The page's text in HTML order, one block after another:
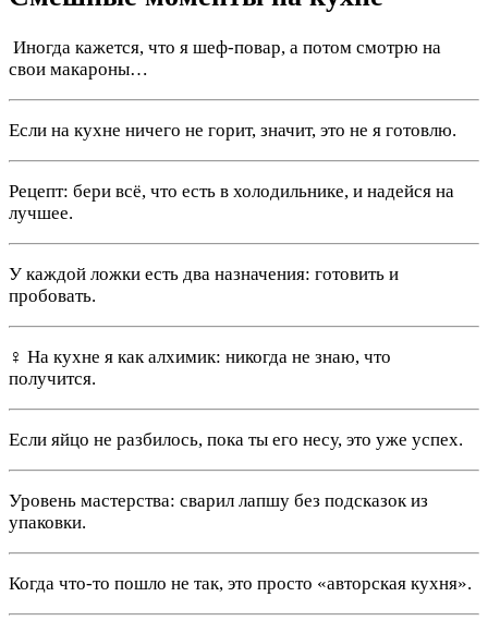
‍ Иногда кажется, что я шеф-повар, а потом смотрю на
свои макароны…
Если на кухне ничего не горит, значит, это не я готовлю.
Рецепт: бери всё, что есть в холодильнике, и надейся на
лучшее.
У каждой ложки есть два назначения: готовить и
пробовать.
‍♀️ На кухне я как алхимик: никогда не знаю, что
получится.
Если яйцо не разбилось, пока ты его несу, это уже успех.
Уровень мастерства: сварил лапшу без подсказок из
упаковки.
Когда что-то пошло не так, это просто «авторская кухня».